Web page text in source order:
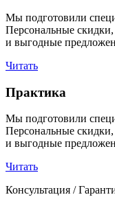
Мы подготовили
Персональные скидки,
и выгодные
Читать
Практика
Мы подготовили
Персональные скидки,
и выгодные
Читать
Консультация /